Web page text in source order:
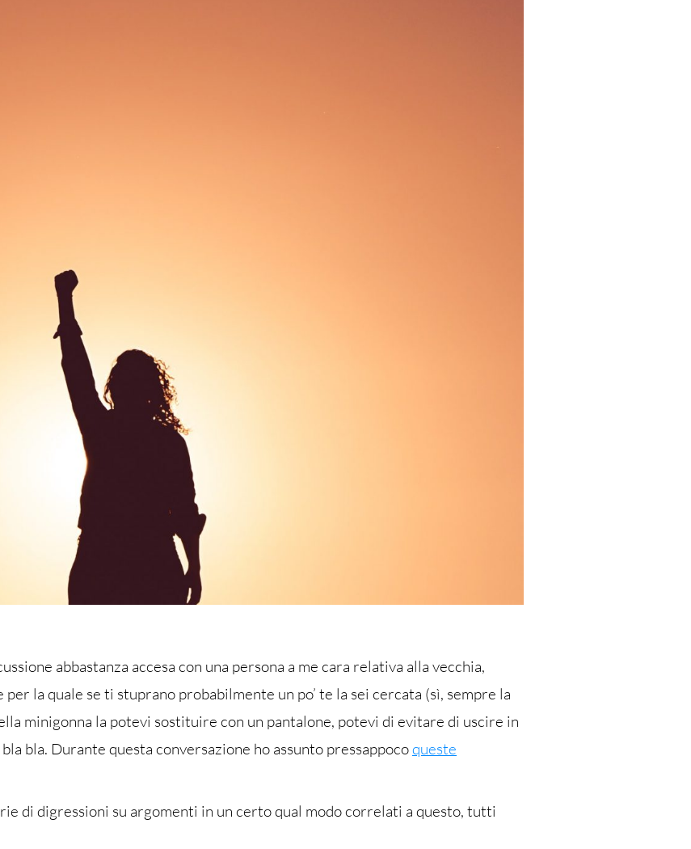
abbastanza accesa con una persona a me cara relativa alla vecchia,
la quale se ti stuprano probabilmente un po’ te la sei cercata (sì, sempre la
minigonna la potevi sostituire con un pantalone, potevi di evitare di uscire in
bla. Durante questa conversazione ho assunto pressappocoqueste
di digressioni su argomenti in un certo qual modo correlati a questo, tutti